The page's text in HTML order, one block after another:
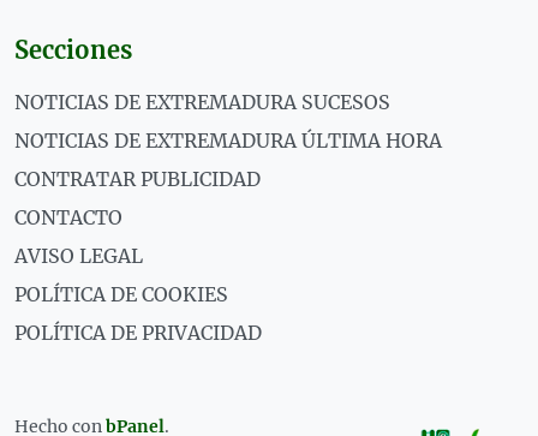
Secciones
NOTICIAS DE EXTREMADURA SUCESOS
NOTICIAS DE EXTREMADURA ÚLTIMA HORA
CONTRATAR PUBLICIDAD
CONTACTO
AVISO LEGAL
POLÍTICA DE COOKIES
POLÍTICA DE PRIVACIDAD
Hecho conbPanel.